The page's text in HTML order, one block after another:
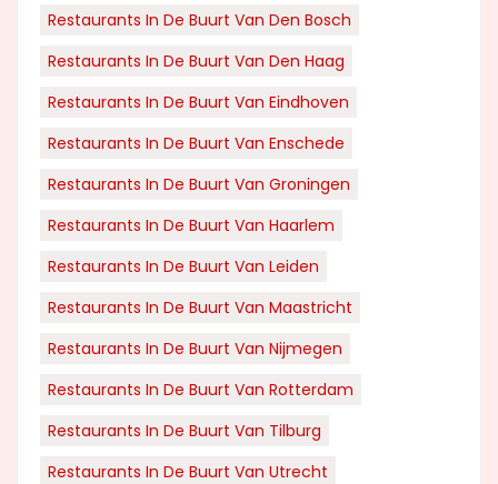
Restaurants In De Buurt Van Den Bosch
Restaurants In De Buurt Van Den Haag
Restaurants In De Buurt Van Eindhoven
Restaurants In De Buurt Van Enschede
Restaurants In De Buurt Van Groningen
Restaurants In De Buurt Van Haarlem
Restaurants In De Buurt Van Leiden
Restaurants In De Buurt Van Maastricht
Restaurants In De Buurt Van Nijmegen
Restaurants In De Buurt Van Rotterdam
Restaurants In De Buurt Van Tilburg
Restaurants In De Buurt Van Utrecht